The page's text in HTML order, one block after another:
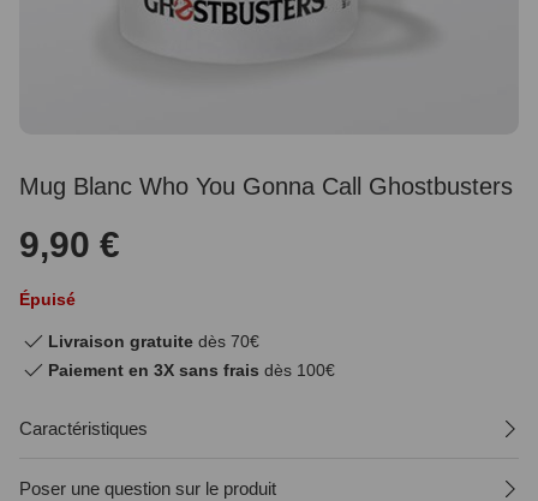
Mug Blanc Who You Gonna Call Ghostbusters
9,90 €
Épuisé
Livraison gratuite dès 70€
Paiement en 3X sans frais dès 100€
Caractéristiques
Poser une question sur le produit